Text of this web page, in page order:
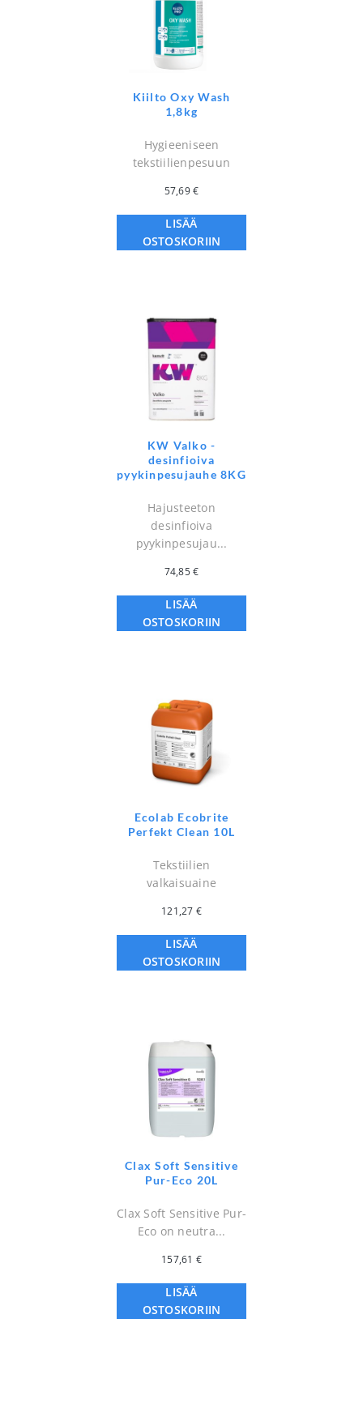
Kiilto Oxy Wash
1,8kg
Hygieeniseen
tekstiilienpesuun
57,69€
LISÄÄ
OSTOSKORIIN
KW Valko -
desinfioiva
pyykinpesujauhe 8KG
Hajusteeton
desinfioiva
pyykinpesujau...
74,85€
LISÄÄ
OSTOSKORIIN
Ecolab Ecobrite
Perfekt Clean 10L
Tekstiilien
valkaisuaine
121,27 €
LISÄÄ
OSTOSKORIIN
Clax Soft Sensitive
Pur-Eco 20L
Clax Soft Sensitive Pur-
Eco on neutra...
157,61 €
LISÄÄ
OSTOSKORIIN